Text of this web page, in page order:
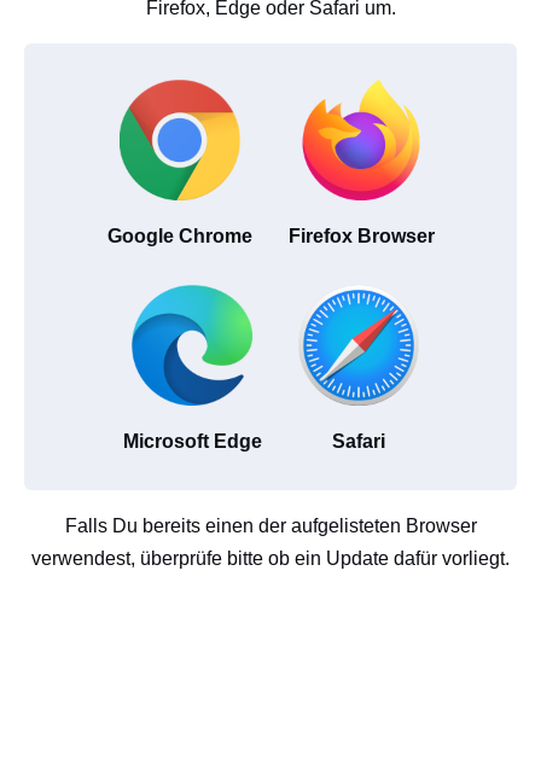
Firefox, Edge oder Safari um.
Google Chrome Firefox Browser
Microsoft Edge Safari
Falls Du bereits einen der aufgelisteten Browser
verwendest, überprüfe bitte ob ein Update dafür vorliegt.